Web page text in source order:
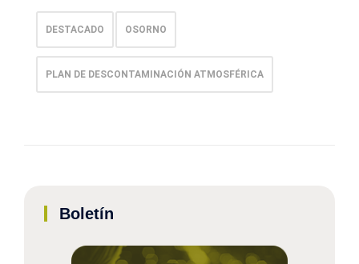
DESTACADO OSORNO
PLAN DE DESCONTAMINACIÓN ATMOSFÉRICA
Boletín